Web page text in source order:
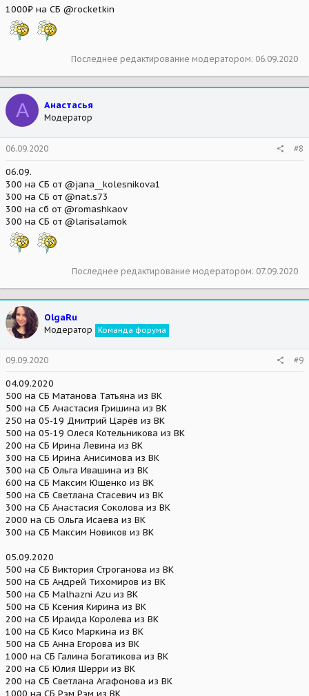
1000₽ на СБ @rocketkin
Последнее редактирование модератором: 06.09.2020
А Анастасья
Модератор
06.09.2020 #8
06.09.
300 на СБ от @jana__kolesnikova1
300 на СБ от @nat.s73
300 на сб от @romashkaov
300 на СБ от @larisalamok
Последнее редактирование модератором: 07.09.2020
OlgaRu
Модератор Команда форума
09.09.2020 #9
04.09.2020
500 на СБ Матанова Татьяна из ВК
500 на СБ Анастасия Гришина из ВК
250 на 05-19 Дмитрий Царёв из ВК
500 на 05-19 Олеся Котельникова из ВК
200 на СБ Ирина Левина из ВК
300 на СБ Ирина Анисимова из ВК
300 на СБ Ольга Ивашина из ВК
600 на СБ Максим Ющенко из ВК
500 на СБ Светлана Стасевич из ВК
300 на СБ Анастасия Соколова из ВК
2000 на СБ Ольга Исаева из ВК
300 на СБ Максим Новиков из ВК
05.09.2020
500 на СБ Виктория Строганова из ВК
500 на СБ Андрей Тихомиров из ВК
500 на СБ Malhazni Azu из ВК
500 на СБ Ксения Кирина из ВК
200 на СБ Ираида Королева из ВК
100 на СБ Кисо Маркина из ВК
500 на СБ Анна Егорова из ВК
1000 на СБ Галина Богатикова из ВК
200 на СБ Юлия Шерри из ВК
200 на СБ Светлана Агафонова из ВК